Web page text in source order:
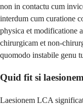
non in contactu cum
interdum cum curatione
physica et modificatione
chirurgicam et non-
quomodo instabile genu
Quid fit si
Laesionem LCA